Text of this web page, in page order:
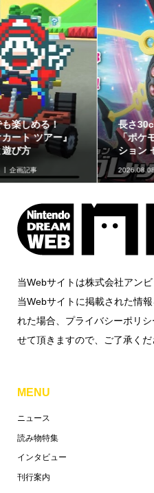
ゲームフリーク公式チャ
ンネルにて『ぽこ あ ポケ
モン』開発エピソード...
2026.08.07
当Webサイトは株式会社アン
当Webサイトに掲載された情
れた場合、プライバシーポリ
せて頂きますので、ご了承くだ
MENU
ニュース
読み物特集
インタビュー
刊行案内